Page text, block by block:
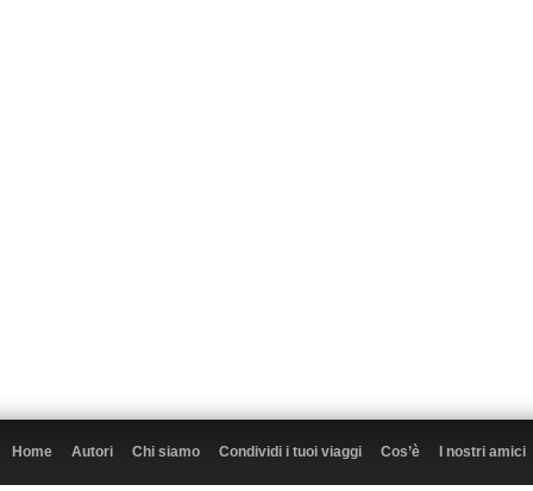
Home Autori Chi siamo Condividi i tuoi viaggi Cos’è I nostri amici